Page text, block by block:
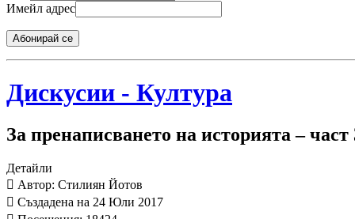
Имейл адрес
Абонирай се
Дискусии - Култура
За пренаписването на историята – част
Детайли
Автор: Стилиян Йотов
Създадена на 24 Юли 2017